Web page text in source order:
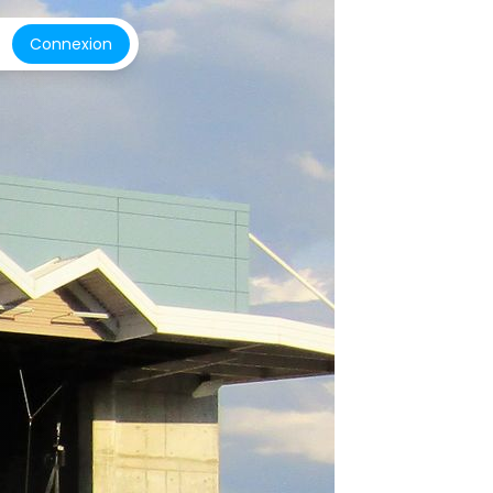
Connexion